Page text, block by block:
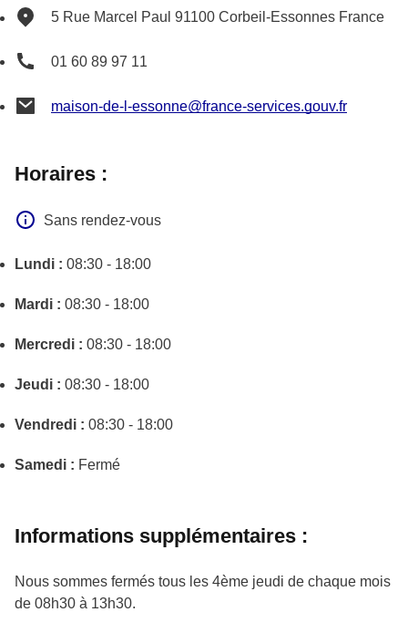
5 Rue Marcel Paul 91100 Corbeil-Essonnes France
01 60 89 97 11
maison-de-l-essonne@france-services.gouv.fr
Horaires :
Sans rendez-vous
Lundi : 08:30 - 18:00
Mardi : 08:30 - 18:00
Mercredi : 08:30 - 18:00
Jeudi : 08:30 - 18:00
Vendredi : 08:30 - 18:00
Samedi : Fermé
Informations supplémentaires :
Nous sommes fermés tous les 4ème jeudi de chaque mois
de 08h30 à 13h30.